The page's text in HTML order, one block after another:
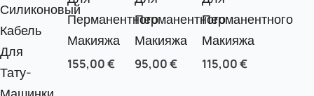
Силиконовый
Кабель
Для
Тату-
Перманентного
Макияжа
155,00€
Перманентного
Макияжа
95,00€
Перманентного
Макияжа
115,00€